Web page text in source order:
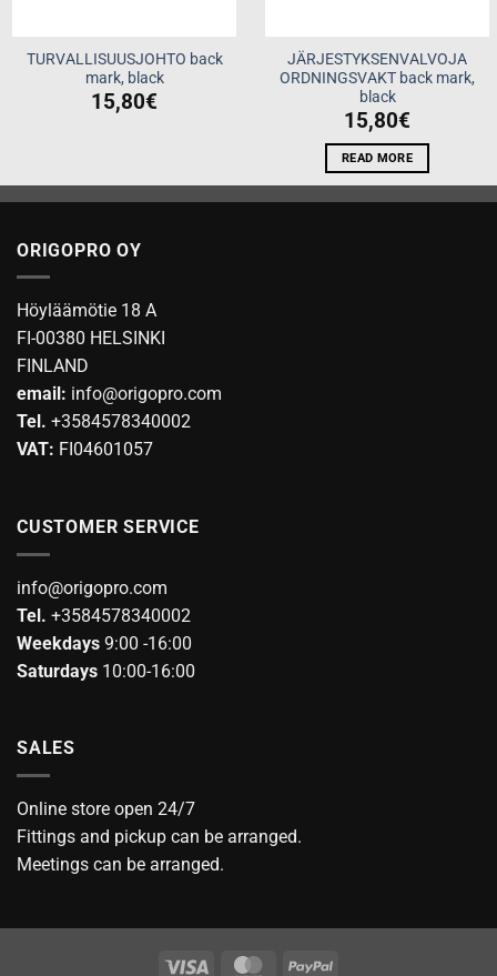
TURVALLISUUSJOHTO back
mark, black
15,80€
JÄRJESTYKSENVALVOJA
ORDNINGSVAKT back mark,
black
15,80€
READ MORE
ORIGOPRO OY
Höyläämötie 18 A
FI-00380 HELSINKI
FINLAND
email: info@origopro.com
Tel. +3584578340002
VAT: FI04601057
CUSTOMER SERVICE
info@origopro.com
Tel. +3584578340002
Weekdays 9:00 -16:00
Saturdays 10:00-16:00
SALES
Online store open 24/7
Fittings and pickup can be arranged.
Meetings can be arranged.
Visa MasterCardPayPal